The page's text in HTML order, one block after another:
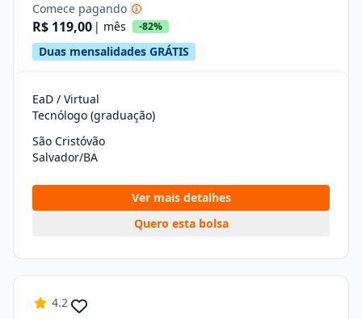
Comece pagando
R$ 119,00 | mês -82%
Duas mensalidades GRÁTIS
EaD / Virtual
Tecnólogo (graduação)
São Cristóvão
Salvador/BA
Ver mais detalhes
Quero esta bolsa
4.2